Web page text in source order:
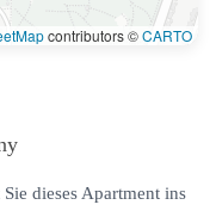
contributors ©CARTO
dieses Apartment ins